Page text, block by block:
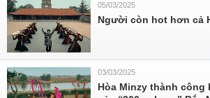
05/03/2025
Người còn hot hơn cả
03/03/2025
Hòa Minzy thành công